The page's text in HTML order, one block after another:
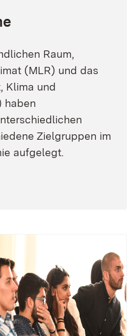
Raum,
(MLR) und das
Klima und
haben
Zielgruppen im
aufgelegt.